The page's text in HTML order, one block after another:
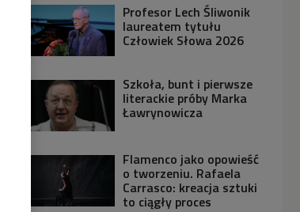
Profesor Lech Śliwonik
laureatem tytułu
Człowiek Słowa 2026
Szkoła, bunt i pierwsze
literackie próby Marka
Ławrynowicza
Flamenco jako opowieść
o tworzeniu. Rafaela
Carrasco: kreacja sztuki
to ciągły proces